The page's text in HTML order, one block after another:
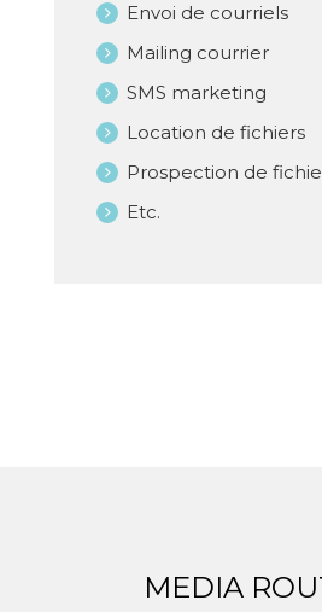
Envoi de courriels
Mailing courrier
SMS marketing
Location de fichiers
Prospection de
Etc.
MEDIA